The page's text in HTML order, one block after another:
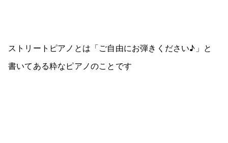
ストリートピアノとは「ご自由にお弾きください♪」と
書いてある粋なピアノのことです